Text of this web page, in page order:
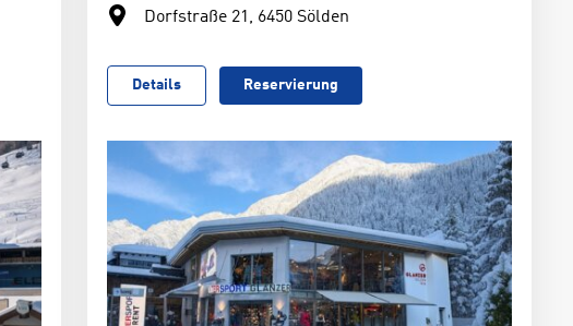
Dorfstraße 21, 6450 Sölden
Details Reservierung